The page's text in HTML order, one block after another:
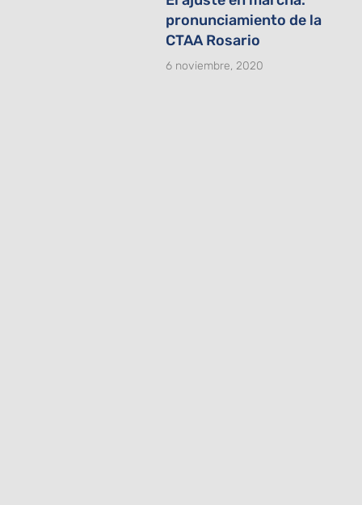
pronunciamiento de la
CTAA Rosario
6 noviembre, 2020